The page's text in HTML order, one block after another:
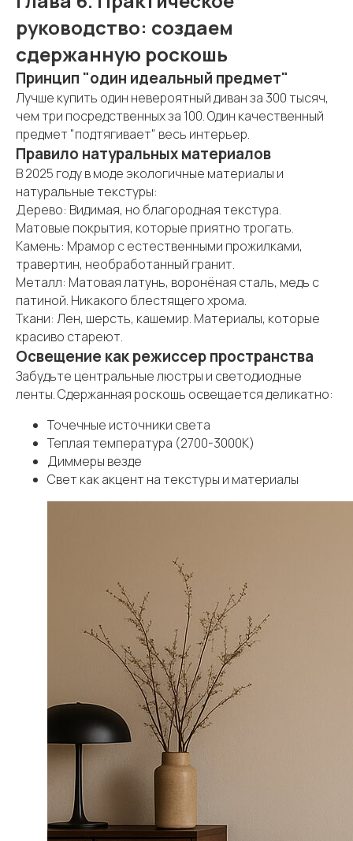
руководство: создаем
сдержанную роскошь
Принцип "один идеальный предмет"
Лучше купить один невероятный диван за 300 тысяч,
чем три посредственных за 100. Один качественный
предмет "подтягивает" весь интерьер.
Правило натуральных материалов
В 2025 году в моде экологичные материалы и
натуральные текстуры:
Дерево: Видимая, но благородная текстура.
Матовые покрытия, которые приятно трогать.
Камень: Мрамор с естественными прожилками,
травертин, необработанный гранит.
Металл: Матовая латунь, воронёная сталь, медь с
патиной. Никакого блестящего хрома.
Ткани: Лен, шерсть, кашемир. Материалы, которые
красиво стареют.
Освещение как режиссер пространства
Забудьте центральные люстры и светодиодные
ленты. Сдержанная роскошь освещается деликатно:
Точечные источники света
Теплая температура (2700-3000К)
Диммеры везде
Свет как акцент на текстуры и материалы